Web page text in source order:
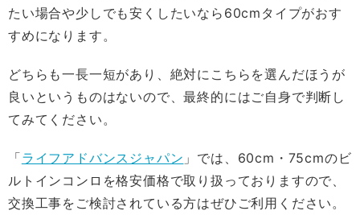
たい場合や少しでも安くしたいなら60cmタイプがおす
すめになります。
どちらも一長一短があり、絶対にこちらを選んだほうが
良いというものはないので、最終的にはご自身で判断し
てみてください。
「ライフアドバンスジャパン 」では、60cm・75cmのビ
ルトインコンロを格安価格で取り扱っておりますので、
交換工事をご検討されている方はぜひご利用ください。